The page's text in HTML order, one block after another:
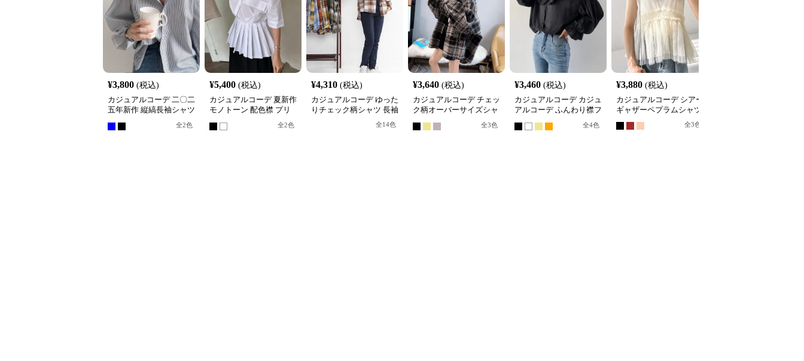
¥3,800 (税込)
カジュアルコーデ 二〇二
五年新作 縦縞長袖シャツ
全2色
¥5,400 (税込)
カジュアルコーデ 夏新作
モノトーン 配色襟 プリ
全2色
¥4,310 (税込)
カジュアルコーデ ゆった
りチェック柄シャツ 長袖
全14色
¥3,640 (税込)
カジュアルコーデ チェッ
ク柄オーバーサイズシャ
全3色
¥3,460 (税込)
カジュアルコーデ カジュ
アルコーデ ふんわり襟フ
全4色
¥3,880 (税込)
カジュアルコーデ シアー
ギャザーペプラムシャツ
全3色